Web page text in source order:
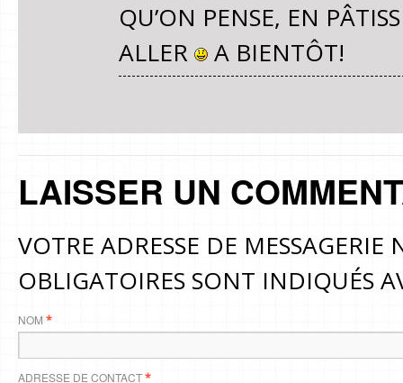
QU’ON PENSE, EN
ALLER
A BIENTÔT!
LAISSER UN
VOTRE ADRESSE DE MESSAGERIE
OBLIGATOIRES SONT INDIQUÉS
NOM *
ADRESSE DE CONTACT*